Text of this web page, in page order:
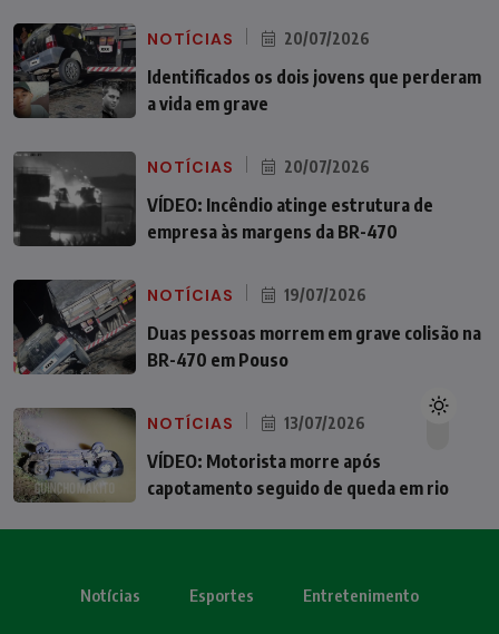
NOTÍCIAS 20/07/2026
Identificados os dois jovens que perderam
a vida em grave
NOTÍCIAS 20/07/2026
VÍDEO: Incêndio atinge estrutura de
empresa às margens da BR-470
NOTÍCIAS 19/07/2026
Duas pessoas morrem em grave colisão na
BR-470 em Pouso
NOTÍCIAS 13/07/2026
VÍDEO: Motorista morre após
capotamento seguido de queda em rio
Notícias Esportes Entretenimento